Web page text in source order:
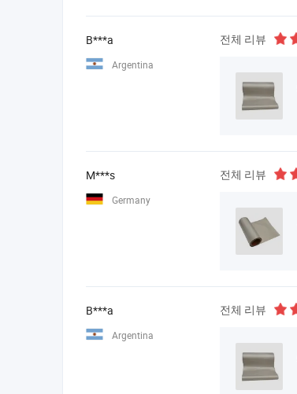
B***a
Argentina
전체 리뷰
M***s
Germany
전체 리뷰
B***a
Argentina
전체 리뷰